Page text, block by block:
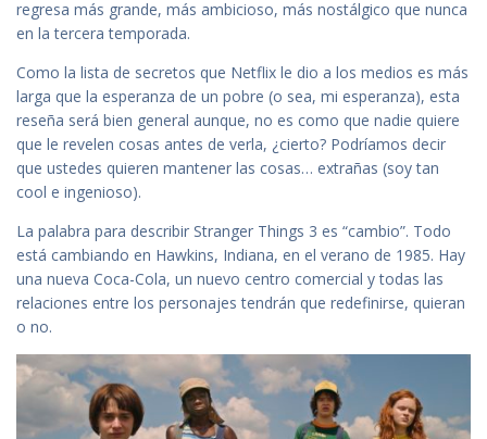
regresa más grande, más ambicioso, más nostálgico que nunca
en la tercera temporada.
Como la lista de secretos que Netflix le dio a los medios es más
larga que la esperanza de un pobre (o sea, mi esperanza), esta
reseña será bien general aunque, no es como que nadie quiere
que le revelen cosas antes de verla, ¿cierto? Podríamos decir
que ustedes quieren mantener las cosas… extrañas (soy tan
cool e ingenioso).
La palabra para describir Stranger Things 3 es “cambio”. Todo
está cambiando en Hawkins, Indiana, en el verano de 1985. Hay
una nueva Coca-Cola, un nuevo centro comercial y todas las
relaciones entre los personajes tendrán que redefinirse, quieran
o no.